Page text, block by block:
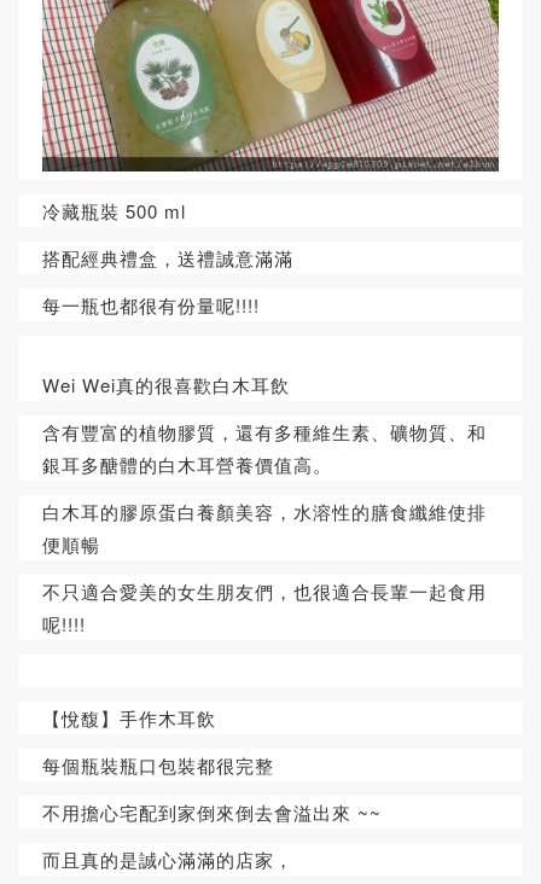
冷藏瓶裝 500 ml
搭配經典禮盒，送禮誠意滿滿
每一瓶也都很有份量呢!!!!
Wei Wei真的很喜歡白木耳飲
含有豐富的植物膠質，還有多種維生素、礦物質、和
銀耳多醣體的白木耳營養價值高。
白木耳的膠原蛋白養顏美容，水溶性的膳食纖維使排
便順暢
不只適合愛美的女生朋友們，也很適合長輩一起食用
呢!!!!
【悅馥】手作木耳飲
每個瓶裝瓶口包裝都很完整
不用擔心宅配到家倒來倒去會溢出來 ~~
而且真的是誠心滿滿的店家，